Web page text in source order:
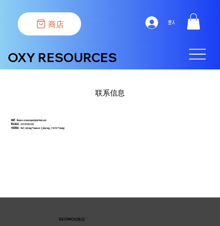
OXY RESOURCES
登入
商店
联系信息
电邮：finance-mavaxxapac@outlook.com
联系电话：60126286322
​书信地址：No7, Lintang Penawar 3, Jelutong , 11600 Penang
SEOMOU施适